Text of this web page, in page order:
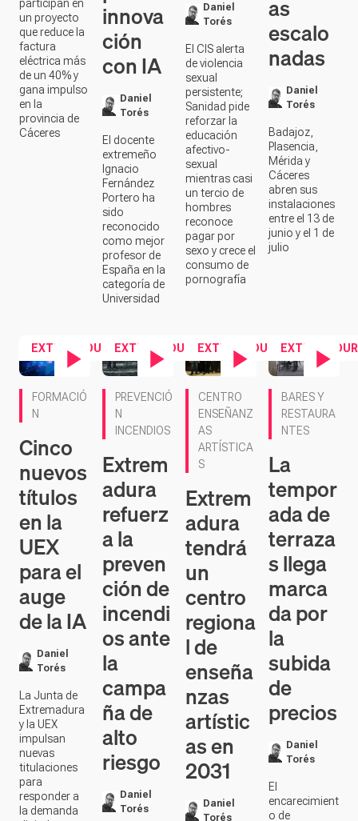
participan en
un proyecto
que reduce la
factura
eléctrica más
de un 40% y
gana impulso
en la
provincia de
Cáceres
innova
ción
con IA
Daniel
Torés
El docente
extremeño
Ignacio
Fernández
Portero ha
sido
reconocido
como mejor
profesor de
España en la
categoría de
Universidad
Daniel
Torés
El CIS alerta
de violencia
sexual
persistente;
Sanidad pide
reforzar la
educación
afectivo-
sexual
mientras casi
un tercio de
hombres
reconoce
pagar por
sexo y crece el
consumo de
pornografía
as
escalo
nadas
Daniel
Torés
Badajoz,
Plasencia,
Mérida y
Cáceres
abren sus
instalaciones
entre el 13 de
junio y el 1 de
julio
EXTREMADURA
FORMACIÓ
N
Cinco
nuevos
títulos
en la
UEX
para el
auge
de la IA
Daniel
Torés
La Junta de
Extremadura
y la UEX
impulsan
nuevas
titulaciones
para
responder a
la demanda
EXTREMADURA
PREVENCIÓ
N
INCENDIOS
Extrem
adura
refuerz
a la
preven
ción de
incendi
os ante
la
campa
ña de
alto
riesgo
Daniel
Torés
EXTREMADURA
CENTRO
ENSEÑANZ
AS
ARTÍSTICA
S
Extrem
adura
tendrá
un
centro
regiona
l de
enseña
nzas
artístic
as en
2031
Daniel
Torés
BARES Y
RESTAURA
NTES
La
tempor
ada de
terraza
s llega
marca
da por
la
subida
de
precios
Daniel
Torés
El
encarecimient
o de